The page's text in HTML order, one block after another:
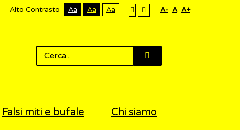
Alto Contrasto Aa Aa Aa A- A A+
Falsi miti e bufale Chi siamo